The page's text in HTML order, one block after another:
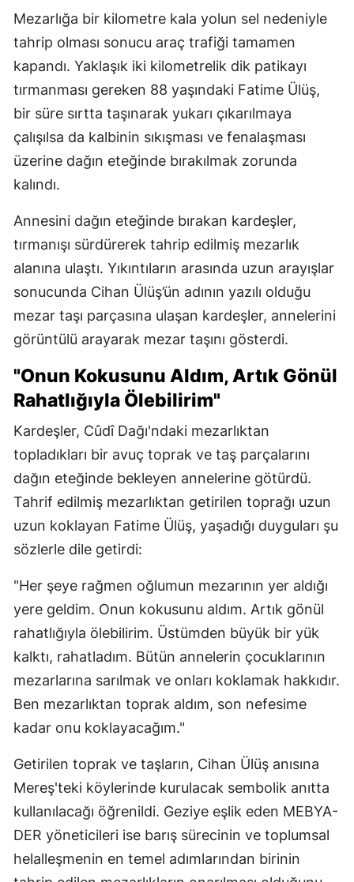
Mezarlığa bir kilometre kala yolun sel nedeniyle
tahrip olması sonucu araç trafiği tamamen
kapandı. Yaklaşık iki kilometrelik dik patikayı
tırmanması gereken 88 yaşındaki Fatime Ülüş,
bir süre sırtta taşınarak yukarı çıkarılmaya
çalışılsa da kalbinin sıkışması ve fenalaşması
üzerine dağın eteğinde bırakılmak zorunda
kalındı.
Annesini dağın eteğinde bırakan kardeşler,
tırmanışı sürdürerek tahrip edilmiş mezarlık
alanına ulaştı. Yıkıntıların arasında uzun arayışlar
sonucunda Cihan Ülüş’ün adının yazılı olduğu
mezar taşı parçasına ulaşan kardeşler, annelerini
görüntülü arayarak mezar taşını gösterdi.
"Onun Kokusunu Aldım, Artık Gönül
Rahatlığıyla Ölebilirim"
Kardeşler, Cûdî Dağı'ndaki mezarlıktan
topladıkları bir avuç toprak ve taş parçalarını
dağın eteğinde bekleyen annelerine götürdü.
Tahrif edilmiş mezarlıktan getirilen toprağı uzun
uzun koklayan Fatime Ülüş, yaşadığı duyguları şu
sözlerle dile getirdi:
"Her şeye rağmen oğlumun mezarının yer aldığı
yere geldim. Onun kokusunu aldım. Artık gönül
rahatlığıyla ölebilirim. Üstümden büyük bir yük
kalktı, rahatladım. Bütün annelerin çocuklarının
mezarlarına sarılmak ve onları koklamak hakkıdır.
Ben mezarlıktan toprak aldım, son nefesime
kadar onu koklayacağım."
Getirilen toprak ve taşların, Cihan Ülüş anısına
Mereş'teki köylerinde kurulacak sembolik anıtta
kullanılacağı öğrenildi. Geziye eşlik eden MEBYA-
DER yöneticileri ise barış sürecinin ve toplumsal
helalleşmenin en temel adımlarından birinin